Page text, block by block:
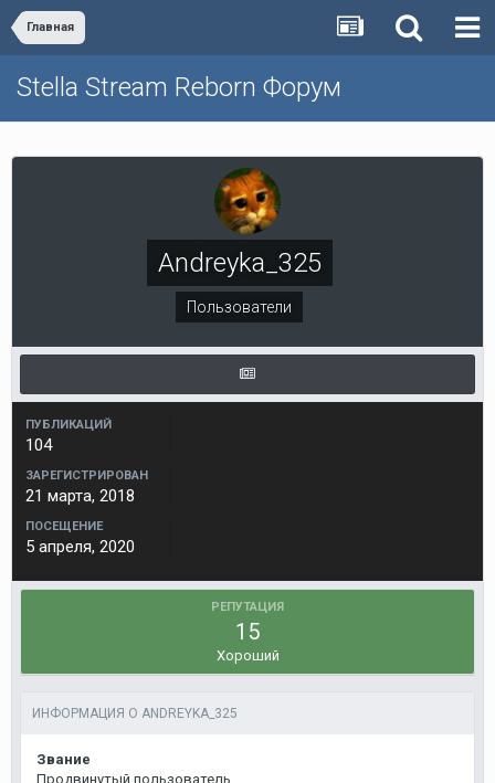
Главная
Stella Stream Reborn Форум
Andreyka_325
Пользователи
ПУБЛИКАЦИЙ
104
ЗАРЕГИСТРИРОВАН
21 марта, 2018
ПОСЕЩЕНИЕ
5 апреля, 2020
РЕПУТАЦИЯ
15
Хороший
ИНФОРМАЦИЯ О ANDREYKA_325
Звание
Продвинутый пользователь